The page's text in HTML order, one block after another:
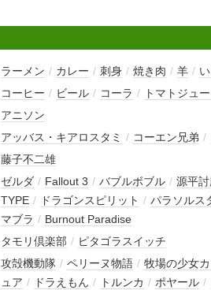
ラーメン / カレー / 刺身 / 焼き肉 / 羊 /
コーヒー / ビール / コーラ /
トマトジュ
アニソン
アッバス・キアロスタミ / コーエン兄弟 /
藤子不二雄
ゼルダ / Fallout 3 / バブルボブル / 源平
TYPE / ドラゴンスピリット / パラソルス
マブラ / Burnout Paradise
タモリ倶楽部 / ピタゴラスイッチ
攻殻機動隊 / ペリーヌ物語 / 牧場の少女
ュア / ドラえもん / トルンカ / ポヤール /